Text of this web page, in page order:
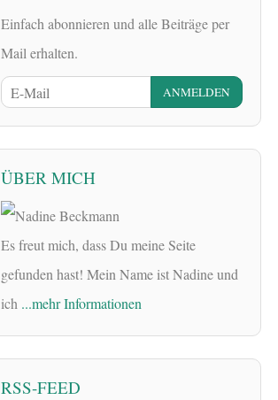
Einfach abonnieren und alle Beiträge per
Mail erhalten.
ÜBER MICH
Es freut mich, dass Du meine Seite
gefunden hast! Mein Name ist Nadine und
ich ...mehr Informationen
RSS-FEED